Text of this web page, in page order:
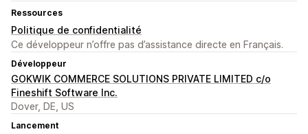
Ressources
Politique de confidentialité
Ce développeur n’offre pas d’assistance directe en Français.
Développeur
GOKWIK COMMERCE SOLUTIONS PRIVATE LIMITED c/o
Fineshift Software Inc.
Dover, DE, US
Lancement